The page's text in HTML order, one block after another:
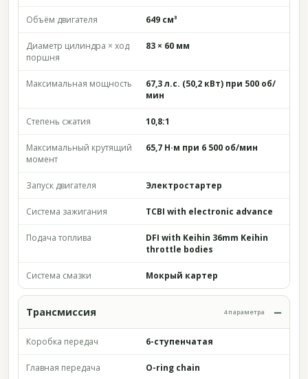
Объём двигателя 649 см³
Диаметр цилиндра × ход
поршня
83 × 60 мм
Максимальная мощность
67,3 л.с. (50,2 кВт) при 500 об/
мин
Степень сжатия 10,8:1
Максимальный крутящий
момент
65,7 Н·м при 6 500 об/мин
Запуск двигателя Электростартер
Система зажигания TCBI with electronic advance
Подача топлива
DFI with Keihin 36mm Keihin
throttle bodies
Система смазки Мокрый картер
Трансмиссия 4 параметра
Коробка передач 6-ступенчатая
Главная передача O-ring chain